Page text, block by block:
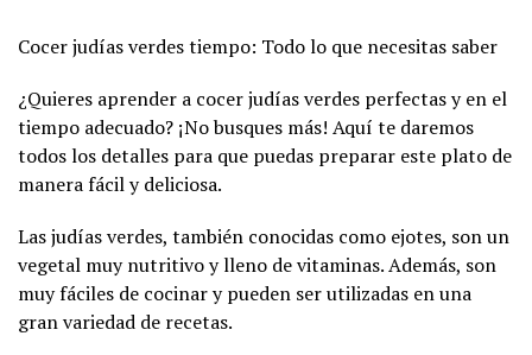
Cocer judías verdes tiempo: Todo lo que necesitas saber
¿Quieres aprender a cocer judías verdes perfectas y en el
tiempo adecuado? ¡No busques más! Aquí te daremos
todos los detalles para que puedas preparar este plato de
manera fácil y deliciosa.
Las judías verdes, también conocidas como ejotes, son un
vegetal muy nutritivo y lleno de vitaminas. Además, son
muy fáciles de cocinar y pueden ser utilizadas en una
gran variedad de recetas.